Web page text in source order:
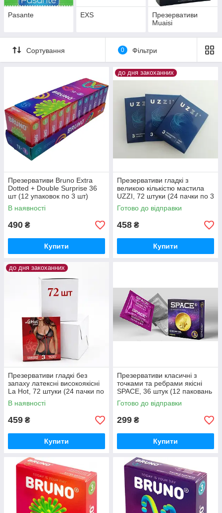
Презервативы Unitex Flash Touch 48 штук в
упаковке (12х4 шт. рельефные, с крупными
точками и ребрами)
Изготовлены из натурального каучукового латекса
с большими ребрами и пупырышками в
силиконовой смазке.
Pasante EXS
Презервативи
Muaisi
Сортування 0 Фільтри
Презервативи Bruno Extra
Dotted + Double Surprise 36
шт (12 упаковок по 3 шт)
В наявності
490 ₴
Купити
до дня закоханних
Презервативи гладкі з
великою кількістю мастила
UZZI, 72 штуки (24 пачки по 3
шт.)
Готово до відправки
458 ₴
Купити
до дня закоханних
Презервативи гладкі без
запаху латексні високоякісні
La Hot, 72 штуки (24 пачки по
3 шт.)
В наявності
459 ₴
Купити
Презервативи класичні з
точками та ребрами якісні
SPACE, 36 штук (12 паковань
по 3 шт.)
Готово до відправки
299 ₴
Купити